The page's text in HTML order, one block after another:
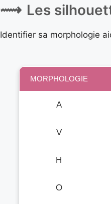
Les
Identifier sa morphologie
MORPHOLOGIE
A
V
H
O